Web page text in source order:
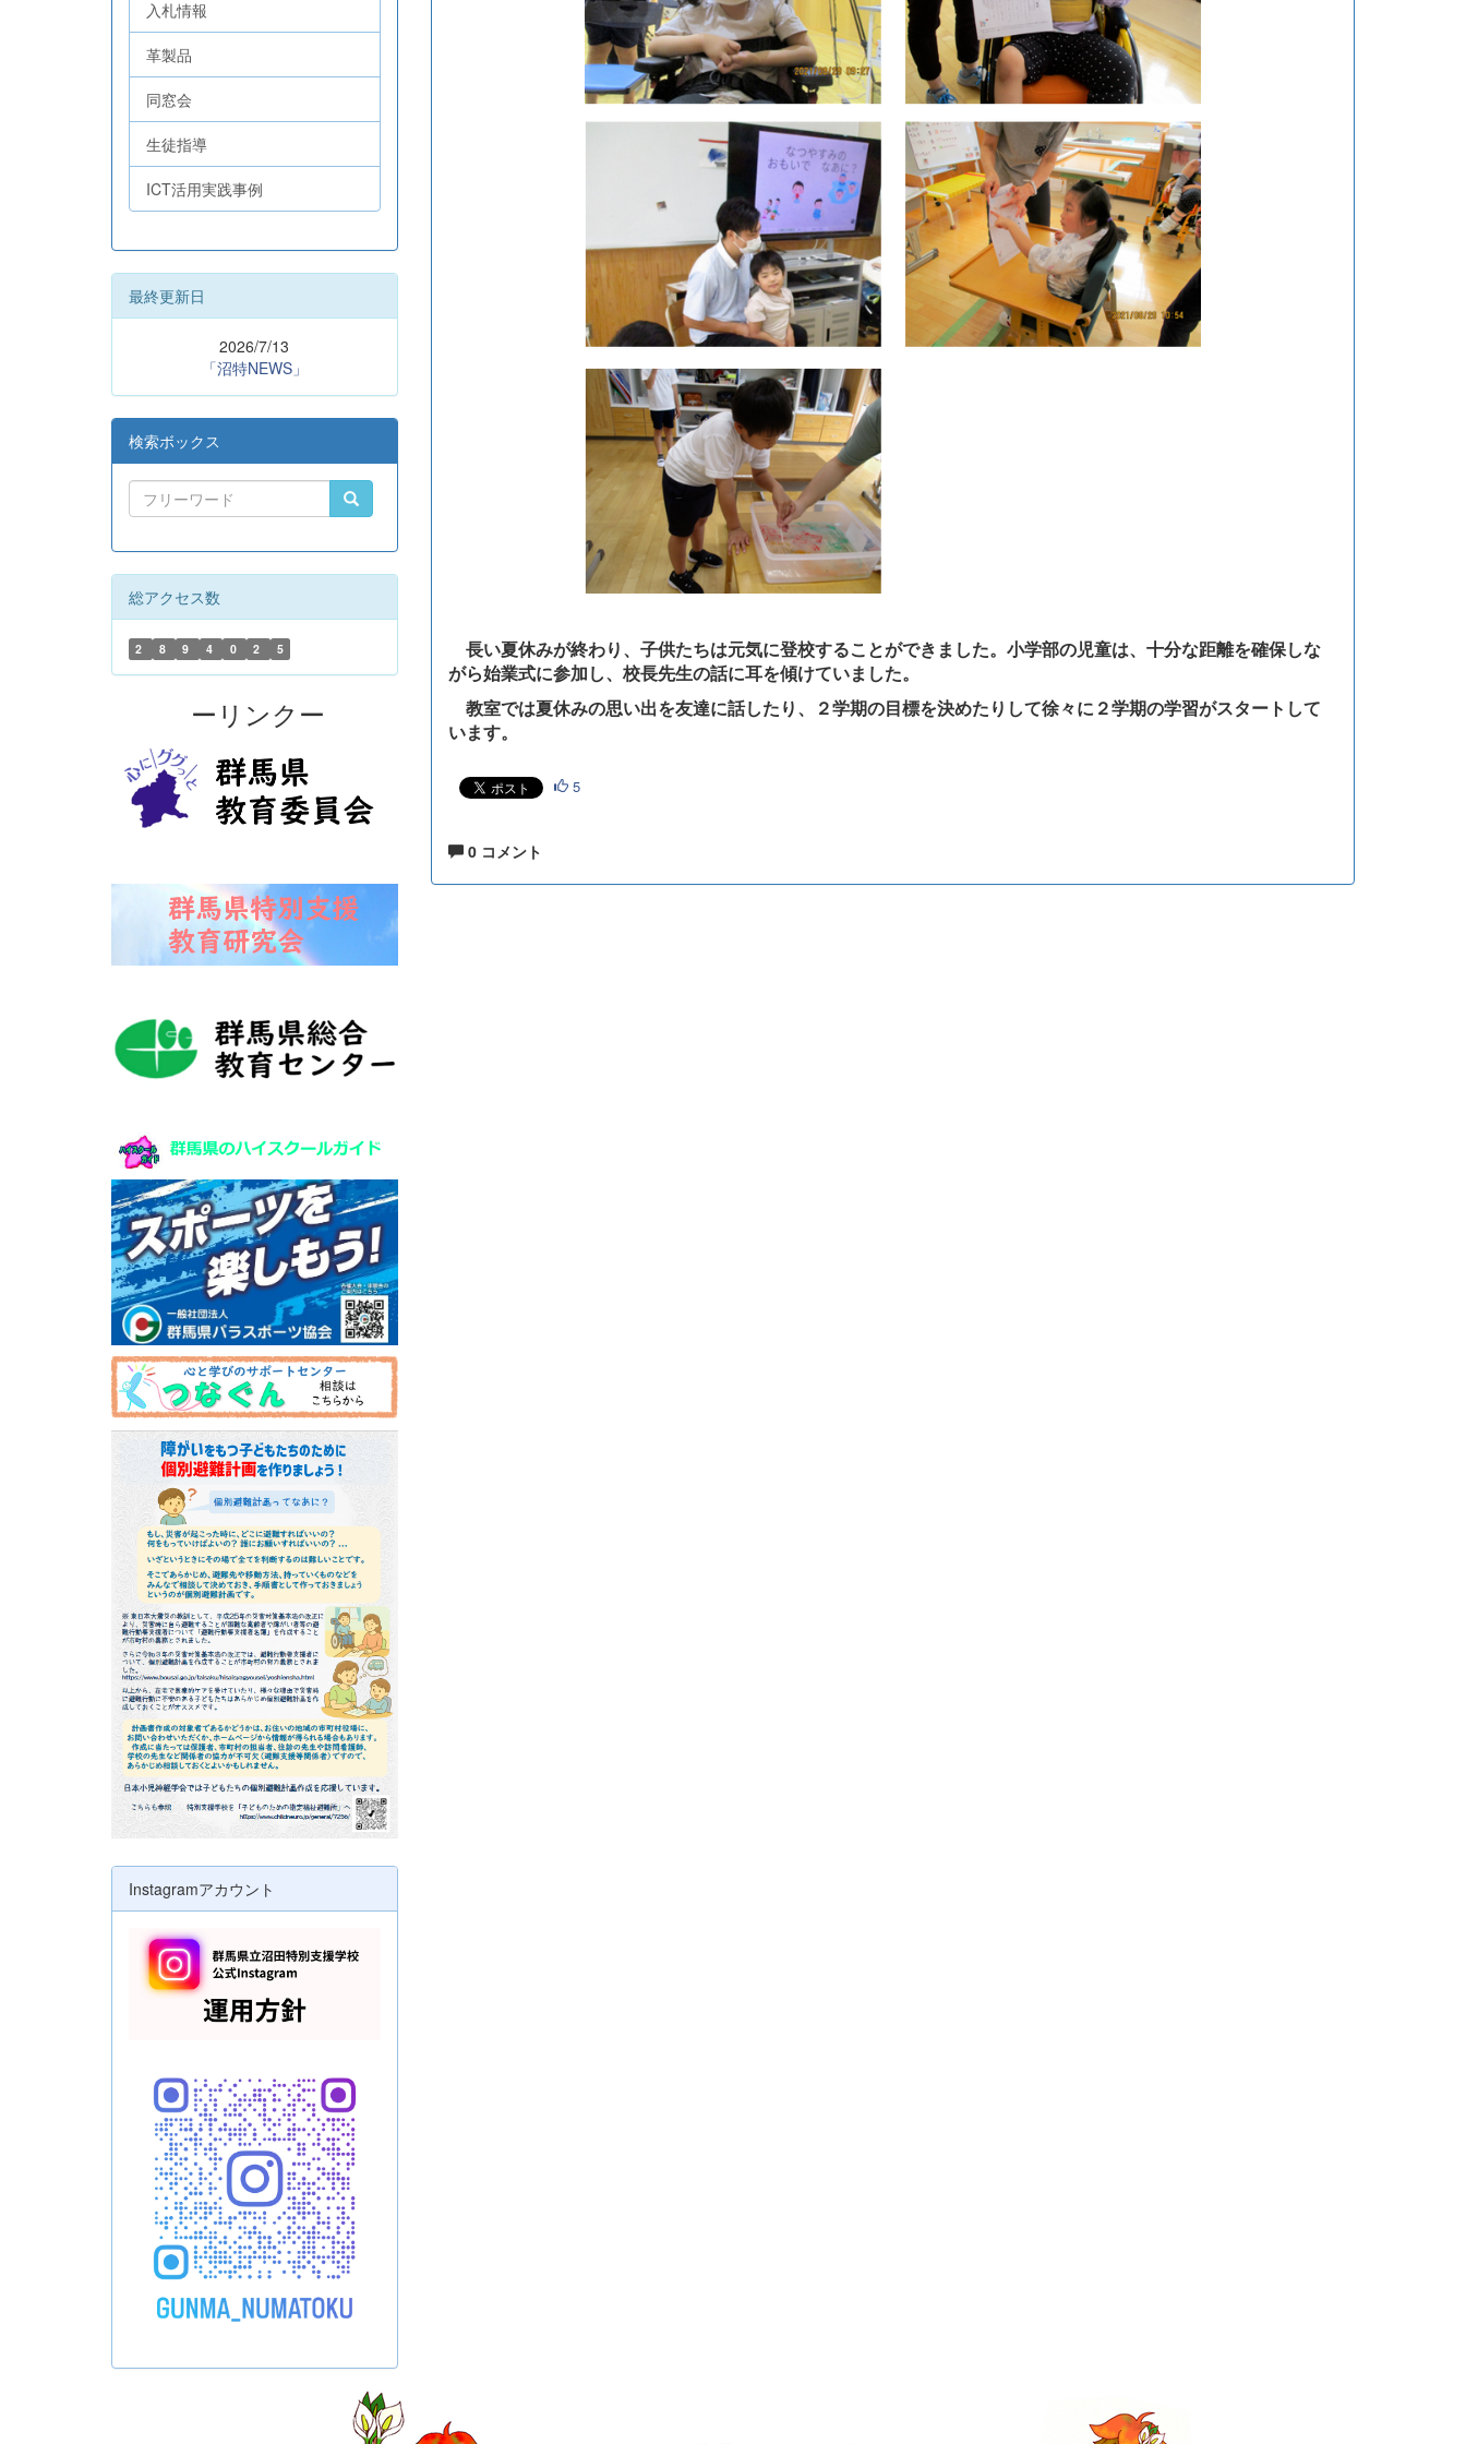
長い夏休みが終わり、子供たちは元気に登校することができました。小学部の児童は、十分な距離を確保しな
がら始業式に参加し、校長先生の話に耳を傾けていました。
教室では夏休みの思い出を友達に話したり、２学期の目標を決めたりして徐々に２学期の学習がスタートして
います。
5
0 コメント
入札情報
革製品
同窓会
生徒指導
ICT活用実践事例
最終更新日
2026/7/13
「沼特NEWS」
検索ボックス
総アクセス数
2 8 9 4 0 2 5
ーリンクー
Instagramアカウント